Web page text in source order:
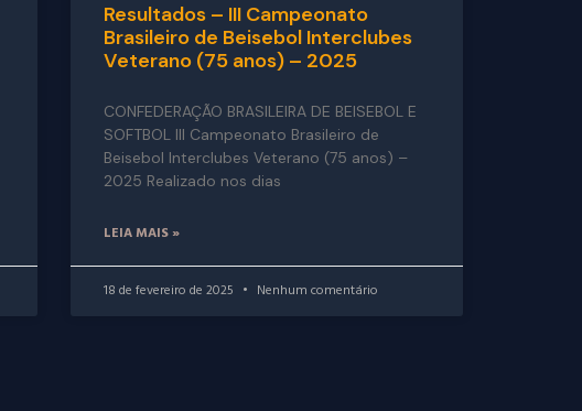
Resultados – III Campeonato
Brasileiro de Beisebol Interclubes
Veterano (75 anos) – 2025
CONFEDERAÇÃO BRASILEIRA DE BEISEBOL E
SOFTBOL III Campeonato Brasileiro de
Beisebol Interclubes Veterano (75 anos) –
2025 Realizado nos dias
LEIA MAIS »
18 de fevereiro de 2025 Nenhum comentário